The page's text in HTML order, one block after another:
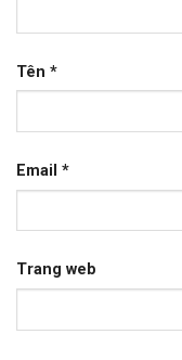
Tên *
Email *
Trang web